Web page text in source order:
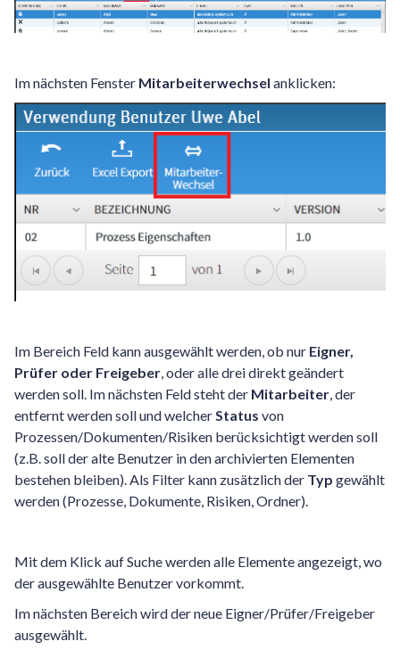
Im nächsten Fenster Mitarbeiterwechsel anklicken:
Im Bereich Feld kann ausgewählt werden, ob nur Eigner,
Prüfer oder Freigeber , oder alle drei direkt geändert
werden soll. Im nächsten Feld steht der Mitarbeiter , der
entfernt werden soll und welcher Status von
Prozessen/Dokumenten/Risiken berücksichtigt werden soll
(z.B. soll der alte Benutzer in den archivierten Elementen
bestehen bleiben). Als Filter kann zusätzlich der Typ gewählt
werden (Prozesse, Dokumente, Risiken, Ordner).
Mit dem Klick auf Suche werden alle Elemente angezeigt, wo
der ausgewählte Benutzer vorkommt.
Im nächsten Bereich wird der neue Eigner/Prüfer/Freigeber
ausgewählt.